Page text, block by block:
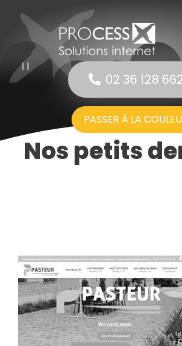
PASSER À LA
02 36 128
Nos petits